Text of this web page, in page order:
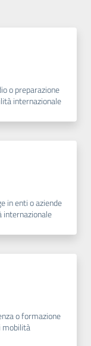
o preparazione
internazionale
in enti o aziende
internazionale
o formazione
mobilità